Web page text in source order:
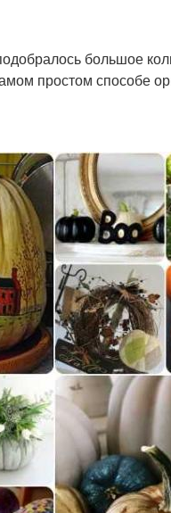
большое
простом способе